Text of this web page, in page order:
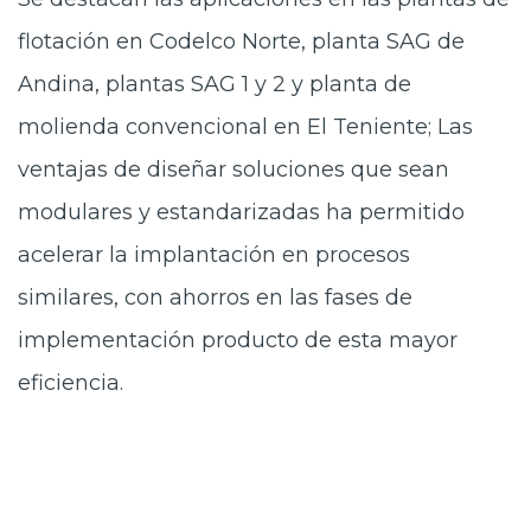
flotación en Codelco Norte, planta SAG de
Andina, plantas SAG 1 y 2 y planta de
molienda convencional en El Teniente; Las
ventajas de diseñar soluciones que sean
modulares y estandarizadas ha permitido
acelerar la implantación en procesos
similares, con ahorros en las fases de
implementación producto de esta mayor
eficiencia.